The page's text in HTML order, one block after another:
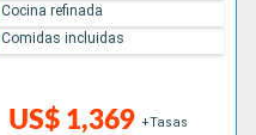
US$ 1,369 +Tasas
Cocina refinada
Comidas incluidas